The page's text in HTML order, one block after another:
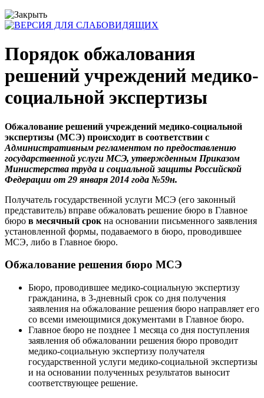
Порядок обжалования
решений учреждений медико-
социальной экспертизы
Обжалование решений учреждений медико-социальной
экспертизы (МСЭ) происходит в соответствии с
Административным регламентом по предоставлению
государственной услуги МСЭ, утвержденным Приказом
Министерства труда и социальной защиты Российской
Федерации от 29 января 2014 года №59н.
Получатель государственной услуги МСЭ (его законный
представитель) вправе обжаловать решение бюро в Главное
бюро в месячный срок на основании письменного заявления
установленной формы, подаваемого в бюро, проводившее
МСЭ, либо в Главное бюро.
Обжалование решения бюро МСЭ
Бюро, проводившее медико-социальную экспертизу
гражданина, в 3-дневный срок со дня получения
заявления на обжалование решения бюро направляет его
со всеми имеющимися документами в Главное бюро.
Главное бюро не позднее 1 месяца со дня поступления
заявления об обжаловании решения бюро проводит
медико-социальную экспертизу получателя
государственной услуги медико-социальной экспертизы
и на основании полученных результатов выносит
соответствующее решение.